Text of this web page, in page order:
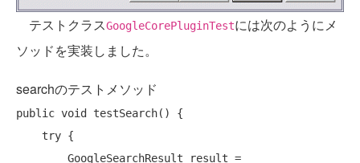
テストクラスGoogleCorePluginTestには次のようにメ
ソッドを実装しました。
searchのテストメソッド
public void
testSearch() {
try {